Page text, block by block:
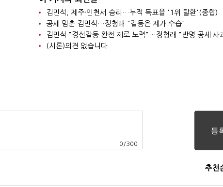
김민석, 제주·인천서 승리…누적 득표율 '1위 탈환'(종합)
공세 멈춘 김민석…정청래 "갈등은 제가 수습"
김민석 "경선갈등 완전 제로 노력"…정청래 "반명 공세 사
(시론)의견 없습니다
0 /300
추천